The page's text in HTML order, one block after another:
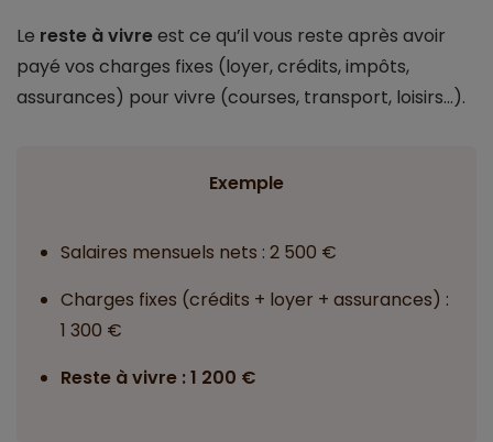
Le reste à vivreest ce qu’il vous reste après avoir
payé vos charges fixes (loyer, crédits, impôts,
assurances) pour vivre (courses, transport, loisirs…).
Exemple
Salaires mensuels nets : 2 500 €
Charges fixes (crédits + loyer + assurances) :
1 300 €
Reste à vivre : 1 200 €